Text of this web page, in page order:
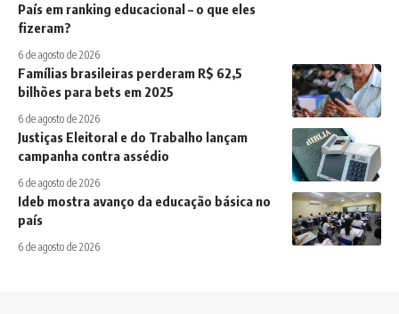
País em ranking educacional – o que eles
fizeram?
6 de agosto de 2026
Famílias brasileiras perderam R$ 62,5
bilhões para bets em 2025
6 de agosto de 2026
Justiças Eleitoral e do Trabalho lançam
campanha contra assédio
6 de agosto de 2026
Ideb mostra avanço da educação básica no
país
6 de agosto de 2026